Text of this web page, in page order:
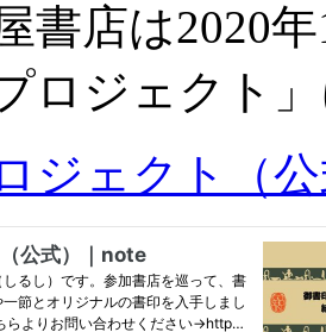
書店は2020
ロジェクト
ジェクト（公